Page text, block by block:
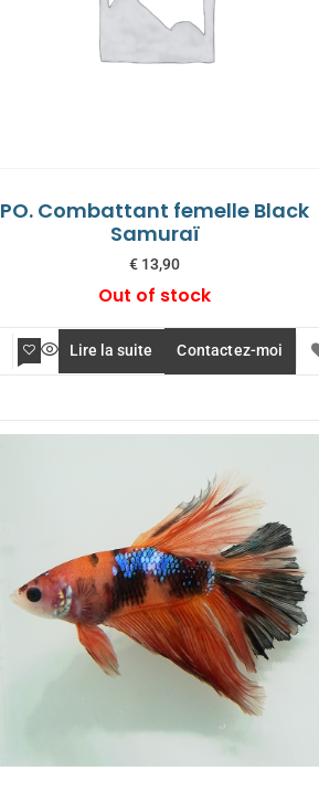
PO. Combattant femelle Black
Samuraï
€ 13,90
Out of stock
Lire la suite Contactez-moi